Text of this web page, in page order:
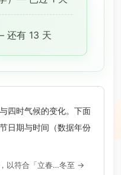
还有 13 天
四时气候的变化。下面
日期与时间（数据年份
以符合「立春…冬至 →